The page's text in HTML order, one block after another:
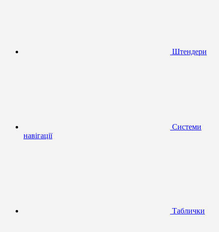
Штендери
Системи
навігації
Таблички